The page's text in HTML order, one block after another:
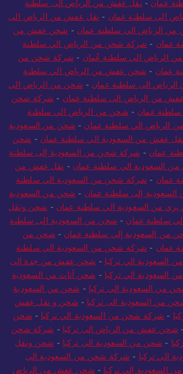
عمان-نقل عفش من الرياض الى سلطنة
الى سلطنة عمان-نقل عفش من الرياض الى
من الرياض الي سلطنة عمان - شحن عفش من
عمان-
شركة شحن من الرياض الي سلطنة
الرياض الى سلطنة عُمان -شركة شحن من
عمان
-شحن عفش من الرياض الي سلطنة
الى سلطنة عمان- شحن من الرياض الى
عفش من الرياض الى سلطنة عمان-
شركة شحن
سلطنة عمان
شحن من الرياض الي سلطنة
الرياض الي سلطنة عمان -شحن من السعودية
عفش من السعودية الي سلطنة عمان -شحن
عمان - شركة شحن من السعودية إلى سلطنة
السعودية الي سلطنة عمان- نقل عفش من
عمان-شركة شحن من السعودية الي سلطنة
السعودية إلى سلطنة عمان- شحن من السعودية
من السعودية الي سلطنة عمان -شحن ونقل
سلطنة عمان -
شحن من السعودية الى سلطنة
من السعودية إلى سلطنة عمان - شحن من
عمان-شركة شحن من السعودية الي سلطنة
الي تركيا - شحن عفش من جدة الى
الي تركيا-شحن أثاث من السعودية
من السعودية الي تركيا- شحن من السعودية
من السعودية الى تركيا- شحن و نقل عفش
- شركة شحن من السعودية الي تركيا- شحن
شحن عفش من الرياض الى تركيا - شركة شحن
- شحن من السعودية الى تركيا - شحن ونقل
الي تركيا-شركة شحن من السعودية الى